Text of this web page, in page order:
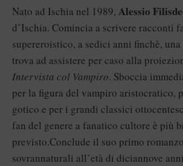
Nato ad Ischia nel 1989, Alessio
d’Ischia. Comincia a scrivere racconti
supereroistico, a sedici anni finchè,
trova ad assistere per caso alla
Intervista col Vampiro. Sboccia
per la figura del vampiro aristocratico,
gotico e per i grandi classici
fan del genere a fanatico cultore è più
previsto.Conclude il suo primo
sovrannaturali all’età di diciannove